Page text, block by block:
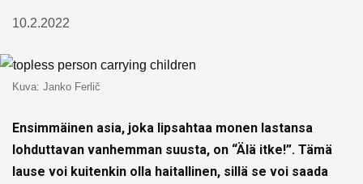
10.2.2022
Kuva: Janko Ferlič
Ensimmäinen asia, joka lipsahtaa monen lastansa
lohduttavan vanhemman suusta, on “Älä itke!”. Tämä
lause voi kuitenkin olla haitallinen, sillä se voi saada